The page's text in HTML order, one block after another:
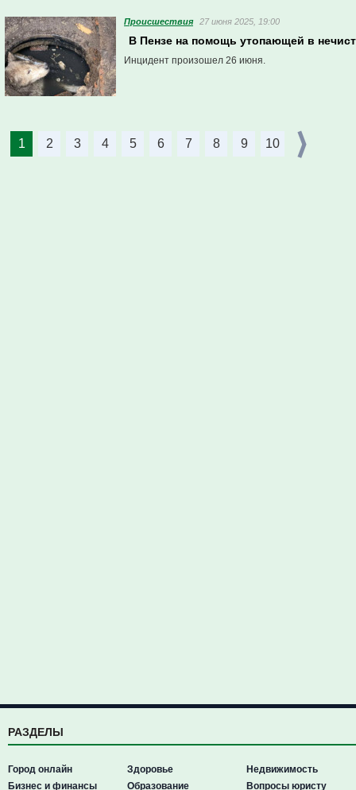
Проиcшествия 27 июня 2025, 19:00
В Пензе на помощь утопающей в
Инцидент произошел 26 июня.
1 2 3 4 5 6 7 8 9 10
РАЗДЕЛЫ
Город онлайн
Бизнес и финансы
Здоровье
Образование
Недвижимость
Вопросы юристу